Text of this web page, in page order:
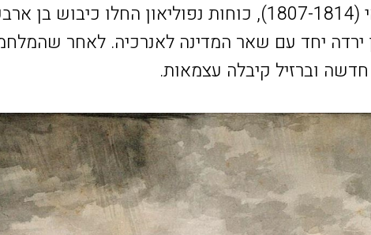
במהלך מלחמת חצי האי (1807-1814), כוחות נפוליאון החלו
וליסבון ירדה יחד עם שאר המדינה לאנרכיה. לאחר